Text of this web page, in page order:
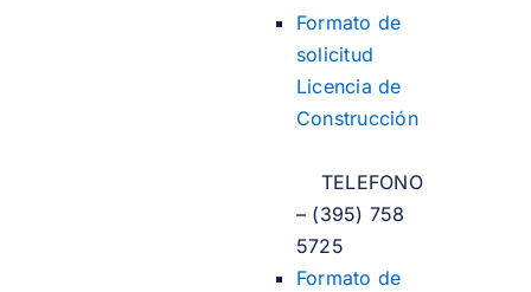
Formato de
solicitud
Licencia de
Construcción
TELEFONO
– (395) 758
5725
Formato de